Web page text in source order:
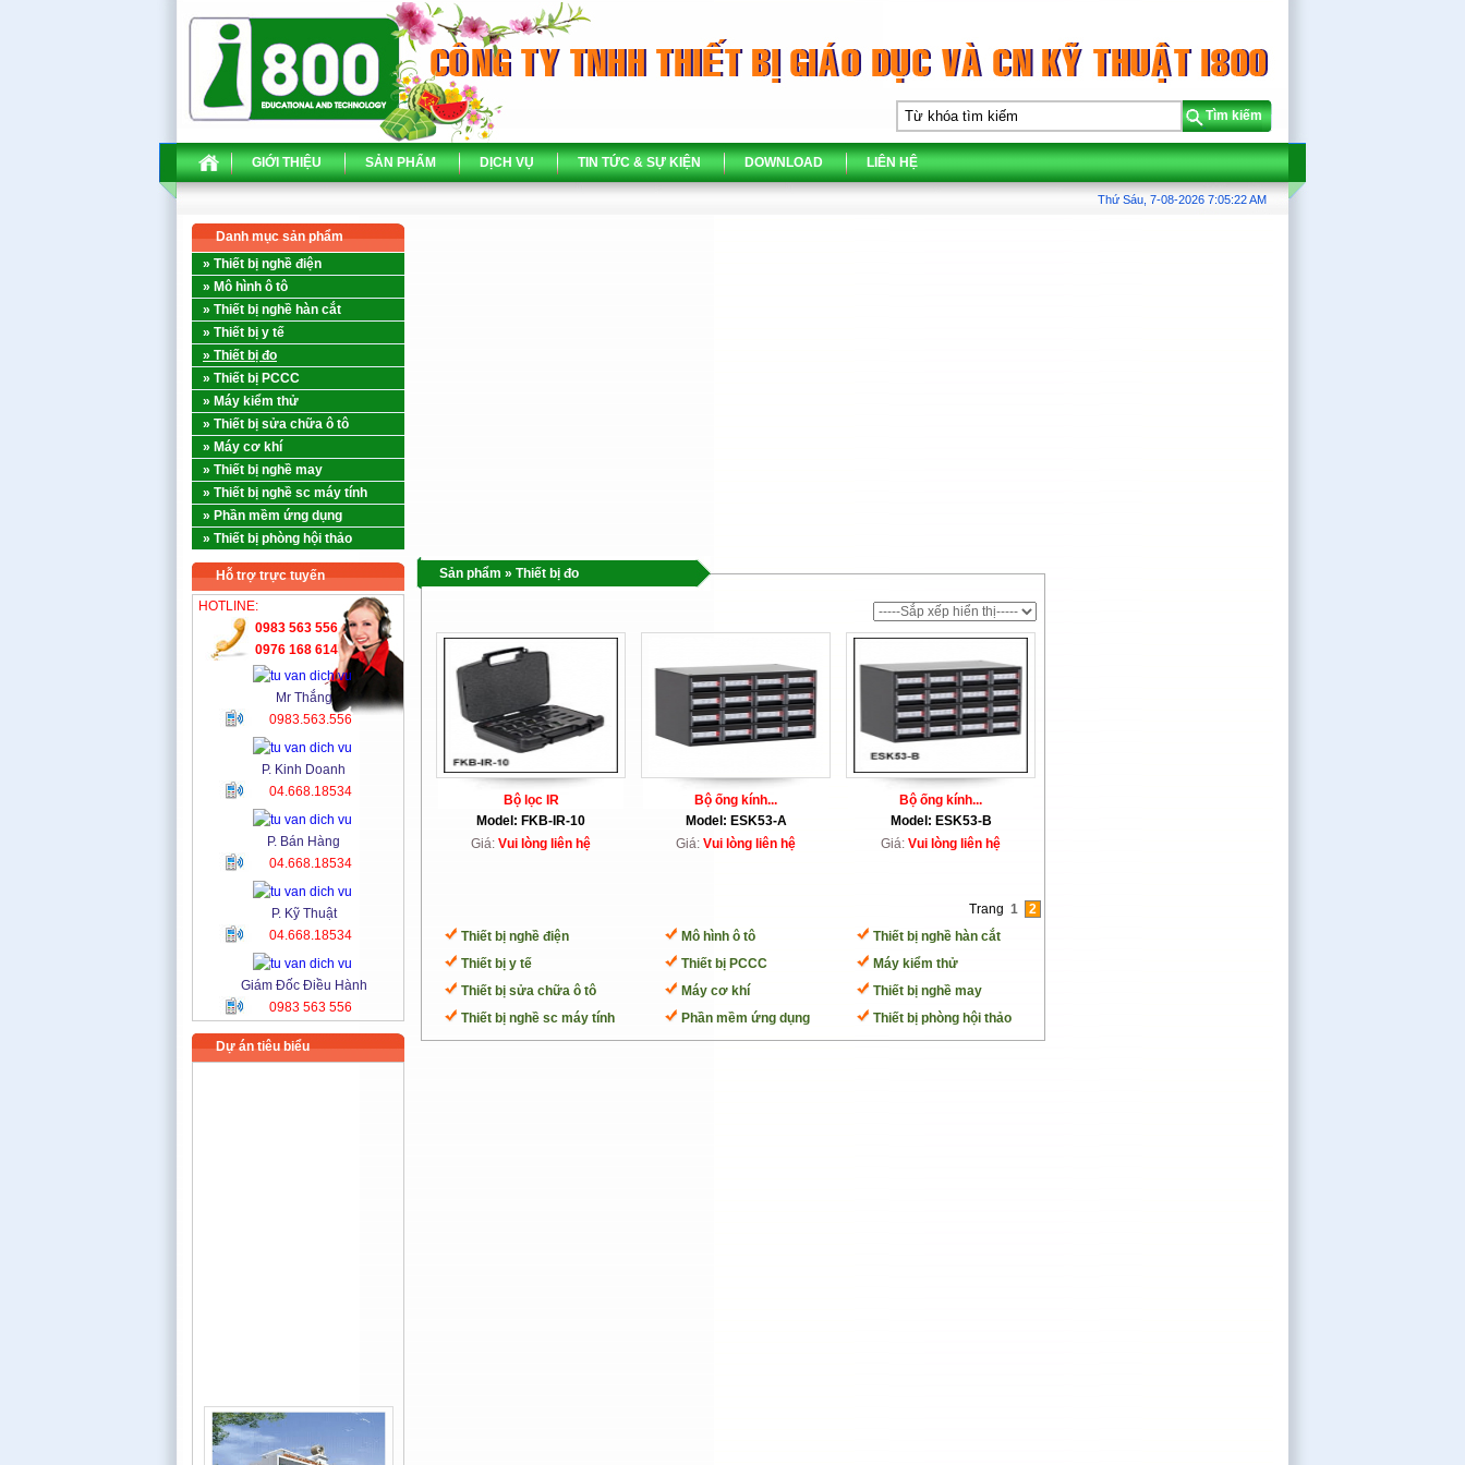
Tìm kiếm
GIỚI THIỆU SẢN PHẨM DỊCH VỤ TIN TỨC & SỰ KIỆN DOWNLOAD LIÊN HỆ
Thứ Sáu, 7-08-2026 7:05:22 AM
Danh mục sản phẩm
» Thiết bị nghề điện
» Mô hình ô tô
» Thiết bị nghề hàn cắt
» Thiết bị y tế
» Thiết bị đo
» Thiết bị PCCC
» Máy kiểm thử
» Thiết bị sửa chữa ô tô
» Máy cơ khí
» Thiết bị nghề may
» Thiết bị nghề sc máy tính
» Phần mềm ứng dụng
» Thiết bị phòng hội thảo
Hỗ trợ trực tuyến
HOTLINE:
0983 563 556
0976 168 614
Mr Thắng
0983.563.556
P. Kinh Doanh
04.668.18534
P. Bán Hàng
04.668.18534
P. Kỹ Thuật
04.668.18534
Giám Đốc Điều Hành
0983 563 556
Dự án tiêu biểu
Sản phẩm » Thiết bị đo
Bộ lọc IR
Model: FKB-IR-10
Giá: Vui lòng liên hệ
Bộ ống kính...
Model: ESK53-A
Giá: Vui lòng liên hệ
Bộ ống kính...
Model: ESK53-B
Giá: Vui lòng liên hệ
Trang 1
2
Thiết bị nghề điện
Mô hình ô tô
Thiết bị nghề hàn cắt
Thiết bị y tế
Thiết bị PCCC
Máy kiểm thử
Thiết bị sửa chữa ô tô
Máy cơ khí
Thiết bị nghề may
Thiết bị nghề sc máy tính
Phần mềm ứng dụng Thiết bị phòng hội thảo